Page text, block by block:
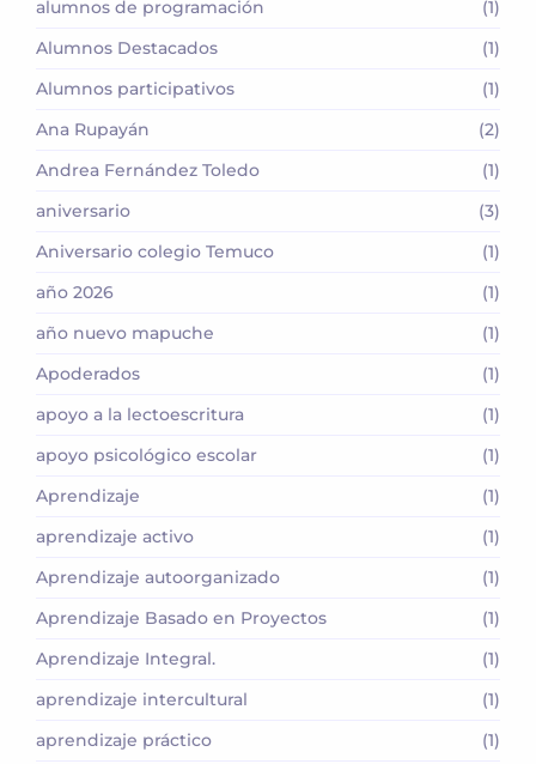
alumnos de programación
(1)
Alumnos Destacados
(1)
Alumnos participativos
(1)
Ana Rupayán
(2)
Andrea Fernández Toledo
(1)
aniversario
(3)
Aniversario colegio Temuco
(1)
año 2026
(1)
año nuevo mapuche
(1)
Apoderados
(1)
apoyo a la lectoescritura
(1)
apoyo psicológico escolar
(1)
Aprendizaje
(1)
aprendizaje activo
(1)
Aprendizaje autoorganizado
(1)
Aprendizaje Basado en Proyectos
(1)
Aprendizaje Integral.
(1)
aprendizaje intercultural
(1)
aprendizaje práctico
(1)